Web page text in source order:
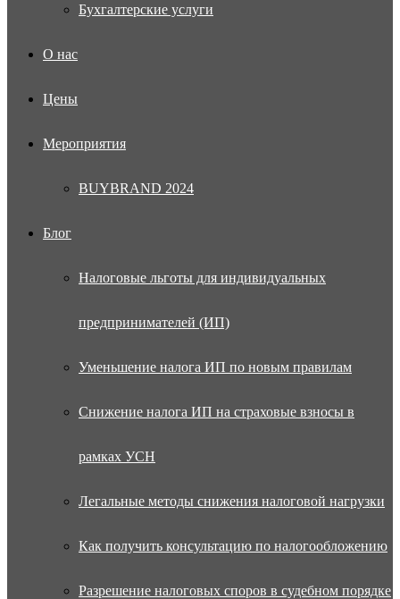
Бухгалтерские услуги
О нас
Цены
Мероприятия
BUYBRAND 2024
Блог
Налоговые льготы для индивидуальных
предпринимателей (ИП)
Уменьшение налога ИП по новым правилам
Снижение налога ИП на страховые взносы в
рамках УСН
Легальные методы снижения налоговой нагрузки
Как получить консультацию по налогообложению
Разрешение налоговых споров в судебном порядке